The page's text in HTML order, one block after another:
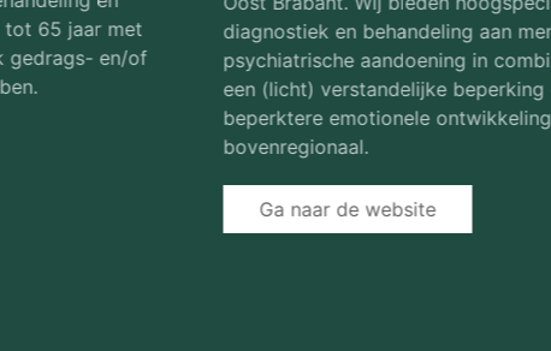
opgezet. Zo is te zien hoe veerkrachtig mensen
zijn en doorbreken we de stigma’s die om de
hoek kunnen komen kijken bij mentale